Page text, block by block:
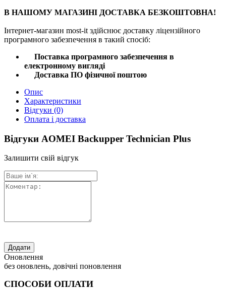
В НАШОМУ МАГАЗИНІ ДОСТАВКА БЕЗКОШТОВНА!
Інтернет-магазин most-it здійснює доставку ліцензійного
програмного забезпечення в такий спосіб:
Поставка програмного забезпечення в
електронному вигляді
Доставка ПО фізичної поштою
Опис
Характеристики
Відгуки (0)
Оплата і доставка
Відгуки AOMEI Backupper Technician Plus
Залишити свій відгук
Оновлення
без оновлень, довічні поновлення
СПОСОБИ ОПЛАТИ